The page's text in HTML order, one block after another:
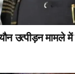
उत्पीड़न मामले